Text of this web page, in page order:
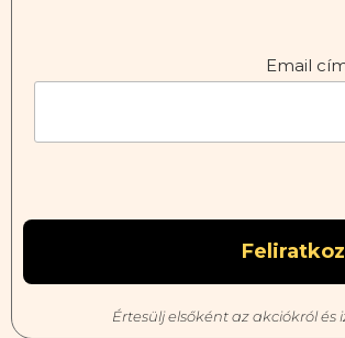
Email
Értesülj elsőként az akciókról